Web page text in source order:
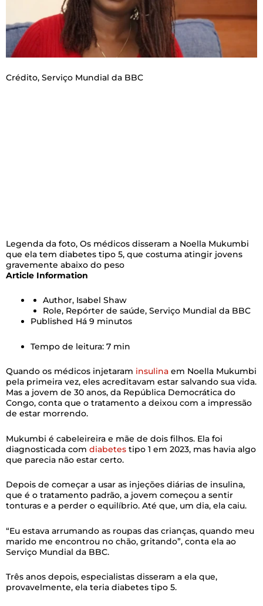
Crédito, Serviço Mundial da BBC
Legenda da foto, Os médicos disseram a Noella Mukumbi
que ela tem diabetes tipo 5, que costuma atingir jovens
gravemente abaixo do peso
Article Information
Author, Isabel Shaw
Role, Repórter de saúde, Serviço Mundial da BBC
Published Há 9 minutos
Tempo de leitura: 7 min
Quando os médicos injetaram insulina em Noella Mukumbi
pela primeira vez, eles acreditavam estar salvando sua vida.
Mas a jovem de 30 anos, da República Democrática do
Congo, conta que o tratamento a deixou com a impressão
de estar morrendo.
Mukumbi é cabeleireira e mãe de dois filhos. Ela foi
diagnosticada com diabetes tipo 1 em 2023, mas havia algo
que parecia não estar certo.
Depois de começar a usar as injeções diárias de insulina,
que é o tratamento padrão, a jovem começou a sentir
tonturas e a perder o equilíbrio. Até que, um dia, ela caiu.
“Eu estava arrumando as roupas das crianças, quando meu
marido me encontrou no chão, gritando”, conta ela ao
Serviço Mundial da BBC.
Três anos depois, especialistas disseram a ela que,
provavelmente, ela teria diabetes tipo 5.